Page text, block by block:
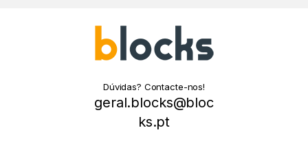
Dúvidas? Contacte-nos!
geral.blocks@bloc
ks.pt